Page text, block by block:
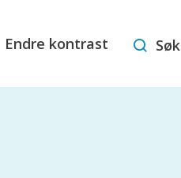
Endre kontrast Søk